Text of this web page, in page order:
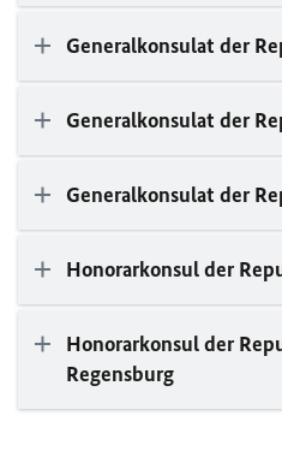
Generalkonsulat der
Generalkonsulat der
Generalkonsulat der
Honorarkonsul der
Honorarkonsul der
Regensburg